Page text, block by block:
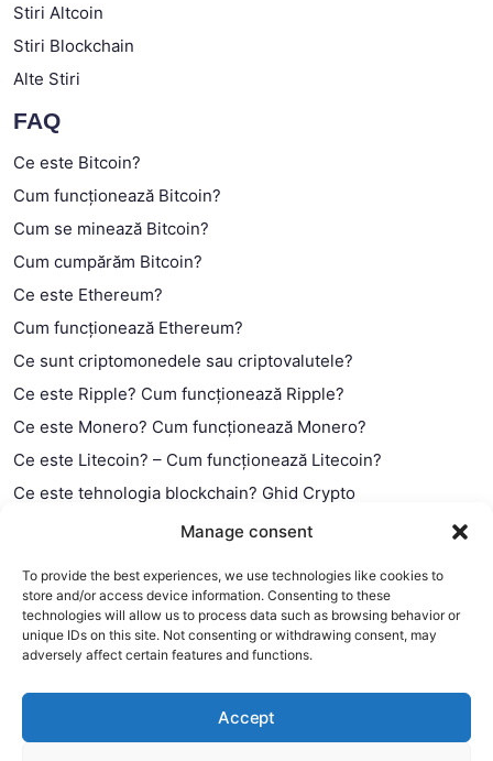
Manage consent
To provide the best experiences, we use technologies like cookies to
store and/or access device information. Consenting to these
technologies will allow us to process data such as browsing behavior or
unique IDs on this site. Not consenting or withdrawing consent, may
adversely affect certain features and functions.
Accept
Stiri Altcoin
Stiri Blockchain
Alte Stiri
FAQ
Ce este Bitcoin?
Cum funcționează Bitcoin?
Cum se minează Bitcoin?
Cum cumpărăm Bitcoin?
Ce este Ethereum?
Cum funcționează Ethereum?
Ce sunt criptomonedele sau criptovalutele?
Ce este Ripple? Cum funcționează Ripple?
Ce este Monero? Cum funcționează Monero?
Ce este Litecoin? – Cum funcționează Litecoin?
Ce este tehnologia blockchain? Ghid Crypto
Ce este contractul smart?